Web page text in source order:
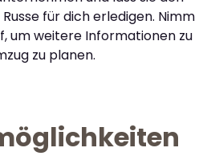
für dich erledigen. Nimm
um weitere Informationen zu
zu planen.